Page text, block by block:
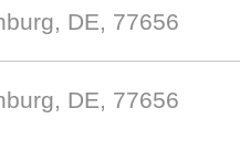
DE, 77656
DE, 77656